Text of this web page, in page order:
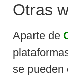
Otras
Aparte de
se pueden